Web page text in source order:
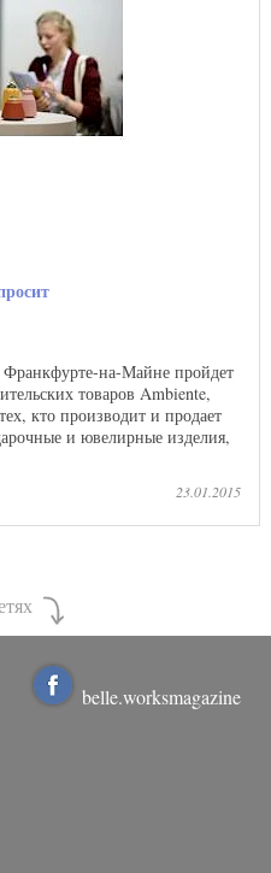
на-Майне пройдет
товаров Ambiente,
кто производит и продает
и ювелирные изделия,
23.01.2015
belle.worksmagazine